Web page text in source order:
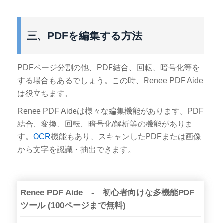
三、PDFを編集する方法
PDFページ分割の他、PDF結合、回転、暗号化等を
する場合もあるでしょう。この時、Renee PDF Aide
は役立ちます。
Renee PDF Aideは様々な編集機能があります。PDF
結合、変換、回転、暗号化/解析等の機能がありま
す。 OCR機能もあり、スキャンしたPDFまたは画像
から文字を認識・抽出できます。
Renee PDF Aide - 初心者向けな多機能PDF
ツール (100ページまで無料)